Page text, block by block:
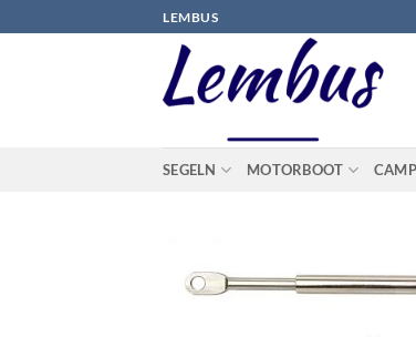
Inhalt
LEMBUS
SEGELN MOTORBOOT